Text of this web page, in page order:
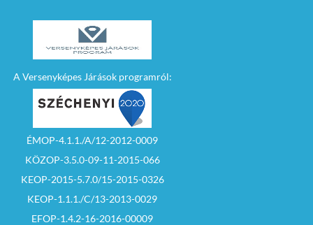
A Versenyképes Járások programról:
ÉMOP-4.1.1./A/12-2012-0009
KÖZOP-3.5.0-09-11-2015-066
KEOP-2015-5.7.0/15-2015-0326
KEOP-1.1.1./C/13-2013-0029
EFOP-1.4.2-16-2016-00009